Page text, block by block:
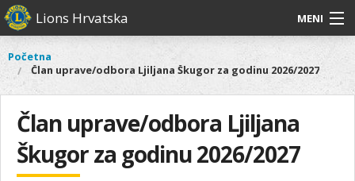
Skoči
na
sadržaj
Lions Hrvatska MENI
O nama
Lions Distrikt 126
Naši projekti
Aktivnosti
Glavni
izbornik
O
nama
Lions
Distrikt
126
Naši
projekti
Vi
ste
ovdje
Početna
Član uprave/odbora Ljiljana Škugor za godinu 2026/2027
Član uprave/odbora Ljiljana
Škugor za godinu 2026/2027